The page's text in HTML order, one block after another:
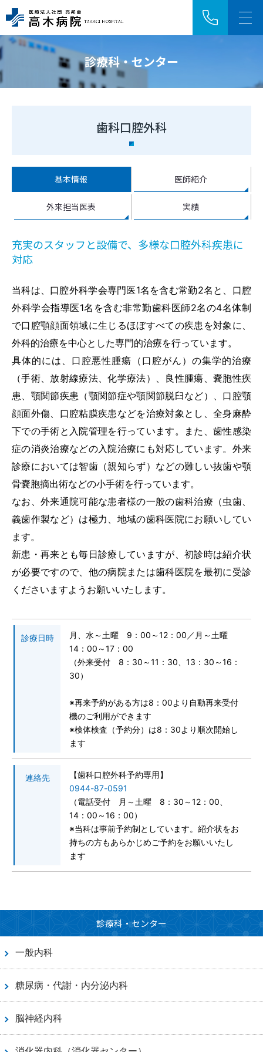
アクセス 採用情報
診療科・センター
病院紹介
医療関係者の方へ
当院のがん診療
採用情報
研修医募集
専攻医募集
プライバシーポリシー
お問い合わせ
交通アクセス
予約専用電話番号
TEL.0120-87-0079
TEL. 0944-87-0001
診療日 月曜日～土曜日
外来受付時間
8：30～11：30／13：30～16：30
アクセス
診療科・センター
歯科口腔外科
基本情報 医師紹介
外来担当医表 実績
充実のスタッフと設備で、多様な口腔外科疾患に
対応
当科は、口腔外科学会専門医1名を含む常勤2名と、口腔
外科学会指導医1名を含む非常勤歯科医師2名の4名体制
で口腔顎顔面領域に生じるほぼすべての疾患を対象に、
外科的治療を中心とした専門的治療を行っています。
具体的には、口腔悪性腫瘍（口腔がん）の集学的治療
（手術、放射線療法、化学療法）、良性腫瘍、嚢胞性疾
患、顎関節疾患（顎関節症や顎関節脱臼など）、口腔顎
顔面外傷、口腔粘膜疾患などを治療対象とし、全身麻酔
下での手術と入院管理を行っています。また、歯性感染
症の消炎治療などの入院治療にも対応しています。外来
診療においては智歯（親知らず）などの難しい抜歯や顎
骨嚢胞摘出術などの小手術を行っています。
なお、外来通院可能な患者様の一般の歯科治療（虫歯、
義歯作製など）は極力、地域の歯科医院にお願いしてい
ます。
新患・再来とも毎日診療していますが、初診時は紹介状
が必要ですので、他の病院または歯科医院を最初に受診
くださいますようお願いいたします。
診療日時
月、水～土曜 9：00～12：00／月～土曜
14：00～17：00
（外来受付 8：30～11：30、13：30～16：
30）
※再来予約がある方は8：00より自動再来受付
機のご利用ができます
※検体検査（予約分）は8：30より順次開始し
ます
連絡先
【歯科口腔外科予約専用】
0944-87-0591
（電話受付 月～土曜 8：30～12：00、
14：00～16：00）
※当科は事前予約制としています。紹介状をお
持ちの方もあらかじめご予約をお願いいたし
ます
診療科・センター
一般内科
糖尿病・代謝・内分泌内科
脳神経内科